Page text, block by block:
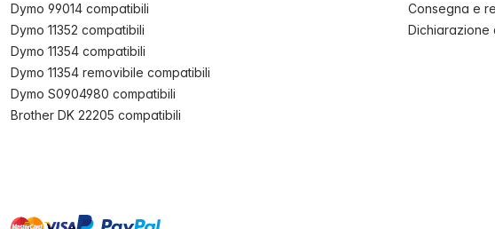
Dymo 99014 compatibili
Dymo 11352 compatibili
Dymo 11354 compatibili
Dymo 11354 removibile compatibili
Dymo S0904980 compatibili
Brother DK 22205 compatibili
Consegna e
Dichiarazione
mastervisa paypal